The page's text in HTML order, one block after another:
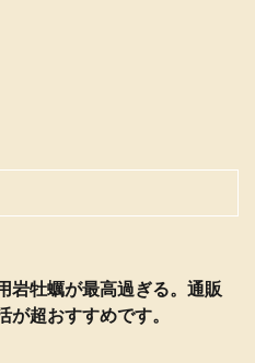
岩牡蠣が最高過ぎる。通販
が超おすすめです。